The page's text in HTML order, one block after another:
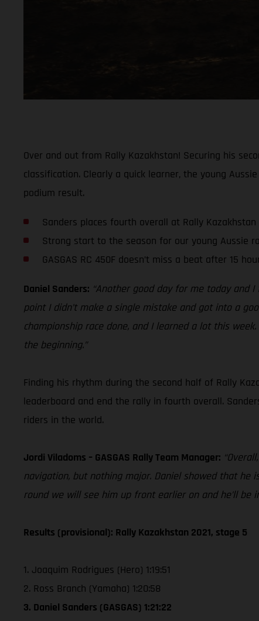
Over and out from Rally Kazakhstan! Securing his
classification. Clearly a quick learner, the young
podium result.
Sanders places fourth overall at Rally Kazakhstan
Strong start to the season for our young Aussie
GASGAS RC 450F doesn’t miss a beat after 15
Daniel Sanders: “Another good day for me today and
point I didn’t make a single mistake and got into a
championship race done, and I learned a lot this
the beginning.”
Finding his rhythm during the second half of Rally
leaderboard and end the rally in fourth overall.
riders in the world.
Jordi Viladoms – GASGAS Rally Team Manager:
navigation, but nothing major. Daniel showed that
round we will see him up front earlier on and he’ll be
Results (provisional): Rally Kazakhstan 2021, stage 5
1. Joaquim Rodrigues (Hero) 1:19:51
2. Ross Branch (Yamaha) 1:20:58
3. Daniel Sanders (GASGAS) 1:21:22